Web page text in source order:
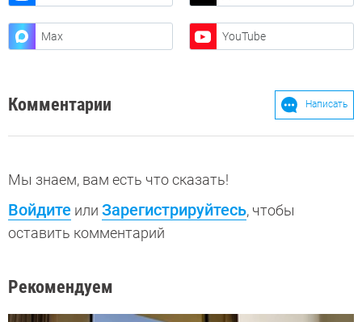
Max YouTube
Комментарии Написать
Мы знаем, вам есть что сказать!
Войдите или Зарегистрируйтесь, чтобы
оставить комментарий
Рекомендуем